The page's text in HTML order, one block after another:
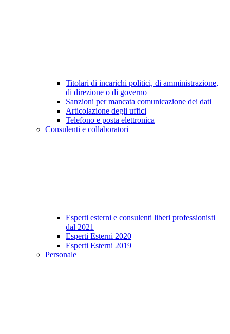
Titolari di incarichi politici, di amministrazione,
di direzione o di governo
Sanzioni per mancata comunicazione dei dati
Articolazione degli uffici
Telefono e posta elettronica
Consulenti e collaboratori
Esperti esterni e consulenti liberi professionisti
dal 2021
Esperti Esterni 2020
Esperti Esterni 2019
Personale